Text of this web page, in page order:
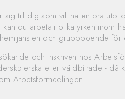
sig till dig som vill ha en bra
kan du arbeta i olika yrken inom
och gruppboende för
och inskriven hos
eller vårdbiträde - då
Arbetsförmedlingen.